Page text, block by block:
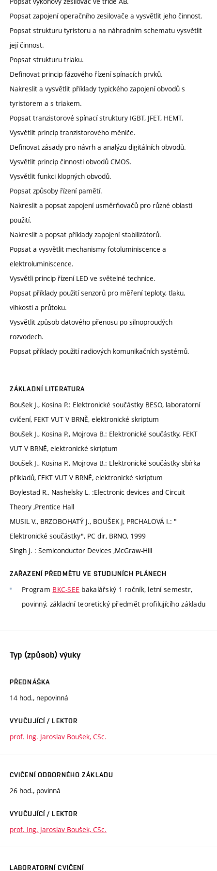
Popsat zapojení operačního zesilovače a vysvětlit jeho činnost.
Popsat strukturu tyristoru a na náhradním schematu vysvětlit
její činnost.
Popsat strukturu triaku.
Definovat princip fázového řízení spínacích prvků.
Nakreslit a vysvětlit příklady typického zapojení obvodů s
tyristorem a s triakem.
Popsat tranzistorové spínací struktury IGBT, JFET, HEMT.
Vysvětlit princip tranzistorového měniče.
Definovat zásady pro návrh a analýzu digitálních obvodů.
Vysvětlit princip činnosti obvodů CMOS.
Vysvětlit funkci klopných obvodů.
Popsat způsoby řízení pamětí.
Nakreslit a popsat zapojení usměrňovačů pro různé oblasti
použití.
Nakreslit a popsat příklady zapojení stabilizátorů.
Popsat a vysvětlit mechanismy fotoluminiscence a
elektroluminiscence.
Vysvětli princip řízení LED ve světelné technice.
Popsat příklady použití senzorů pro měření teploty, tlaku,
vlhkosti a průtoku.
Vysvětlit způsob datového přenosu po silnoproudých
rozvodech.
Popsat příklady použití radiových komunikačních systémů.
ZÁKLADNÍ LITERATURA
Boušek J., Kosina P.: Elektronické součástky BESO, laboratorní
cvičení, FEKT VUT V BRNĚ, elektronické skriptum
Boušek J., Kosina P., Mojrova B.: Elektronické součástky, FEKT
VUT V BRNĚ, elektronické skriptum
Boušek J., Kosina P., Mojrova B.: Elektronické součástky sbírka
příkladů, FEKT VUT V BRNĚ, elektronické skriptum
Boylestad R., Nashelsky L. :Electronic devices and Circuit
Theory ,Prentice Hall
MUSIL V., BRZOBOHATÝ J., BOUŠEK J, PRCHALOVÁ I.: "
Elektronické součástky", PC dir, BRNO, 1999
Singh J. : Semiconductor Devices ,McGraw-Hill
ZAŘAZENÍ PŘEDMĚTU VE STUDIJNÍCH PLÁNECH
Program BKC-SEE bakalářský 1 ročník, letní semestr,
povinný, základní teoretický předmět profilujícího základu
Typ (způsob) výuky
PŘEDNÁŠKA
14 hod., nepovinná
VYUČUJÍCÍ / LEKTOR
prof. Ing. Jaroslav Boušek, CSc.
CVIČENÍ ODBORNÉHO ZÁKLADU
26 hod., povinná
VYUČUJÍCÍ / LEKTOR
prof. Ing. Jaroslav Boušek, CSc.
LABORATORNÍ CVIČENÍ